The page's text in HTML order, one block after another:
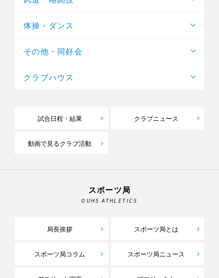
体操・ダンス
その他・同好会
クラブハウス
試合日程・結果 クラブニュース
動画で見るクラブ活動
スポーツ局
OUHS ATHLETICS
局長挨拶 スポーツ局とは
スポーツ局コラム スポーツ局ニュース